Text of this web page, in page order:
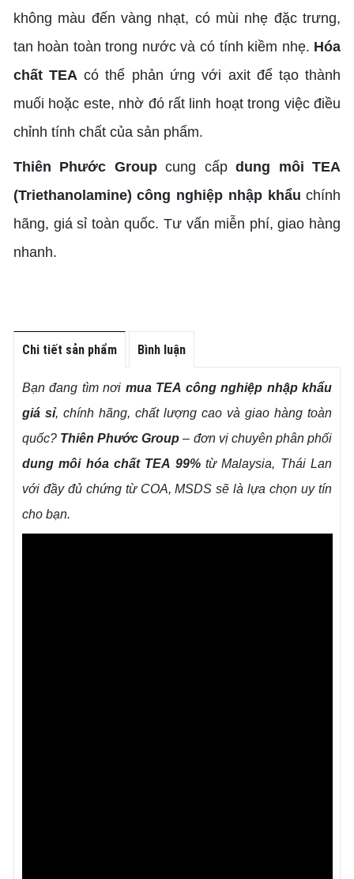
không màu đến vàng nhạt, có mùi nhẹ đặc trưng,
tan hoàn toàn trong nước và có tính kiềm nhẹ. Hóa
chất TEA có thể phản ứng với axit để tạo thành
muối hoặc este, nhờ đó rất linh hoạt trong việc điều
chỉnh tính chất của sản phẩm.
Thiên Phước Groupcung cấpdung môi TEA
(Triethanolamine) công nghiệp nhập khẩu chính
hãng, giá sỉ toàn quốc. Tư vấn miễn phí, giao hàng
nhanh.
Chi tiết sản phẩm Bình luận
Bạn đang tìm nơi mua TEA công nghiệp nhập khẩu
giá sỉ, chính hãng, chất lượng cao và giao hàng toàn
quốc? Thiên Phước Group – đơn vị chuyên phân phối
dung môi hóa chất TEA 99%từ Malaysia, Thái Lan
với đầy đủ chứng từ COA, MSDS sẽ là lựa chọn uy tín
cho bạn.